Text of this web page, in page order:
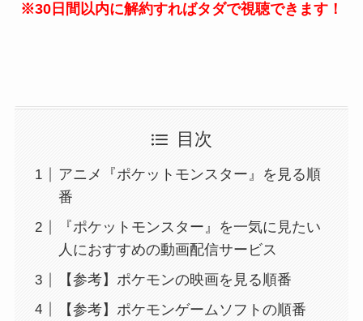
※30日間以内に解約すればタダで視聴できます！
目次
アニメ『ポケットモンスター』を見る順
番
『ポケットモンスター』を一気に見たい
人におすすめの動画配信サービス
【参考】ポケモンの映画を見る順番
【参考】ポケモンゲームソフトの順番